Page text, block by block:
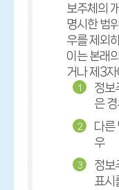
보주체의
명시한 범
우를 제외
이는 본래
거나 제3
1
정보
은
2
다른
우
3
정보
표시